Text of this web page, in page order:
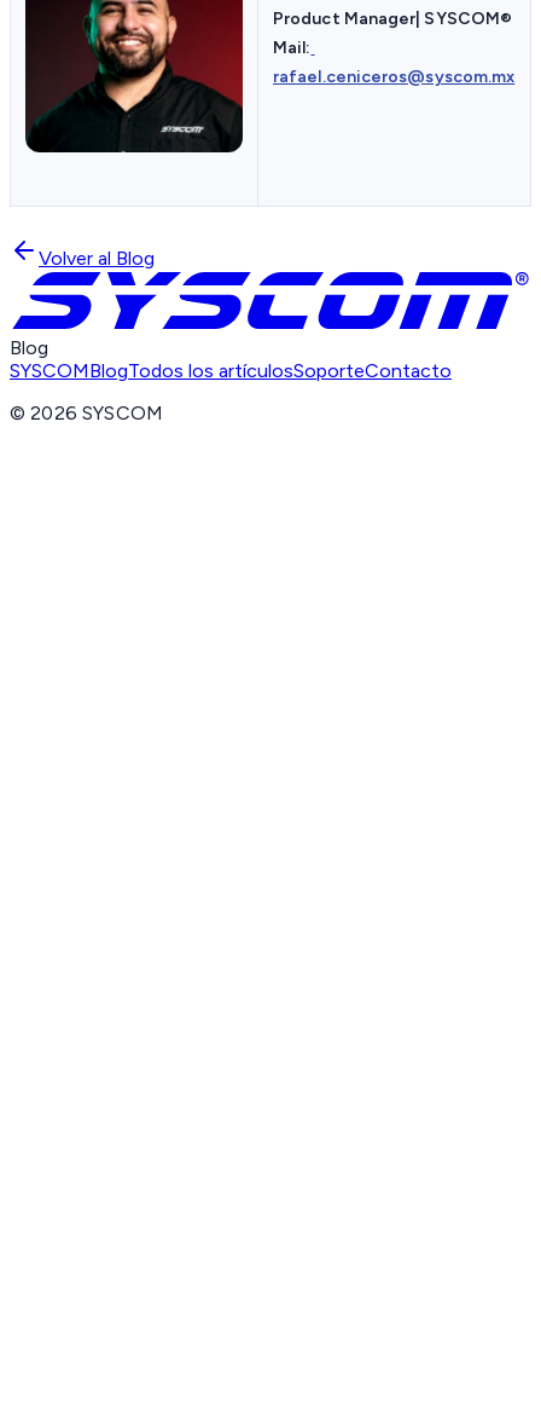
Product Manager| SYSCOM®
Mail:
rafael.ceniceros@syscom.mx
Volver al Blog
Blog
SYSCOMBlogTodos los artículosSoporteContacto
©2026 SYSCOM